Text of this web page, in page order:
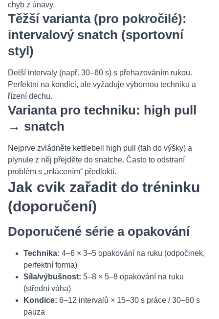
chyb z únavy.
Těžší varianta (pro pokročilé):
intervalový snatch (sportovní
styl)
Delší intervaly (např. 30–60 s) s přehazováním rukou.
Perfektní na kondici, ale vyžaduje výbornou techniku a
řízení dechu.
Varianta pro techniku: high pull
→ snatch
Nejprve zvládněte kettlebell high pull (tah do výšky) a
plynule z něj přejděte do snatche. Často to odstraní
problém s „mlácením“ předloktí.
Jak cvik zařadit do tréninku
(doporučení)
Doporučené série a opakování
Technika: 4–6 × 3–5 opakování na ruku (odpočinek,
perfektní forma)
Síla/výbušnost: 5–8 × 5–8 opakování na ruku
(střední váha)
Kondice: 6–12 intervalů × 15–30 s práce / 30–60 s
pauza